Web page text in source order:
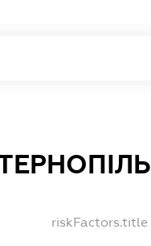
riskFactors.title